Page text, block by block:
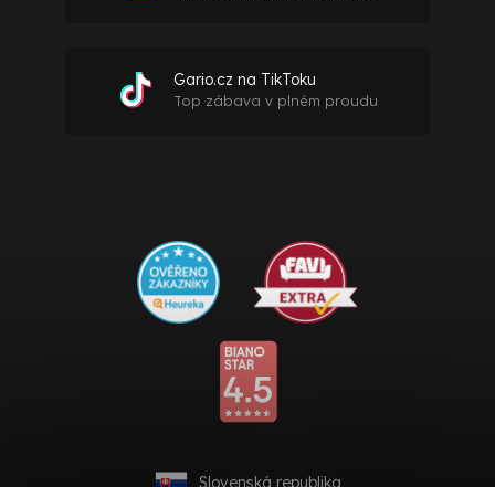
Gario.cz na TikToku
Top zábava v plném proudu
Slovenská republika